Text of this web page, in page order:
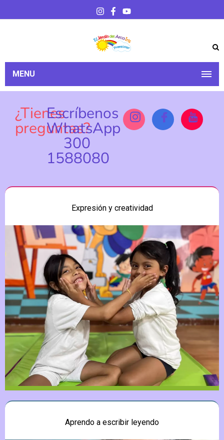
MENU
¿Tienes
preguntas?
Escríbenos
WhatsApp
300
1588080
Expresión y creatividad
Aprendo a escribir leyendo